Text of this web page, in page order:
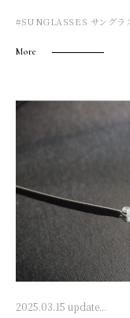
#SUNGLASSES サングラ
More
2025.03.15 update...